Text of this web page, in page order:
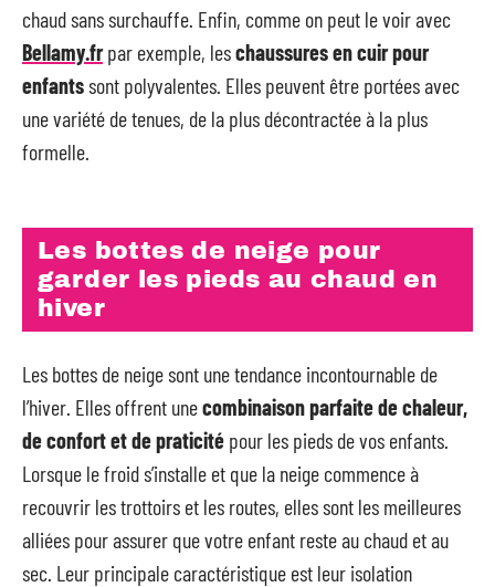
chaud sans surchauffe. Enfin, comme on peut le voir avec
Bellamy.frpar exemple, leschaussures en cuir pour
enfantssont polyvalentes. Elles peuvent être portées avec
une variété de tenues, de la plus décontractée à la plus
formelle.
Les bottes de neige pour
garder les pieds au chaud en
hiver
Les bottes de neige sont une tendance incontournable de
l’hiver. Elles offrent unecombinaison parfaite de chaleur,
de confort et de praticité pour les pieds de vos enfants.
Lorsque le froid s’installe et que la neige commence à
recouvrir les trottoirs et les routes, elles sont les meilleures
alliées pour assurer que votre enfant reste au chaud et au
sec. Leur principale caractéristique est leur isolation